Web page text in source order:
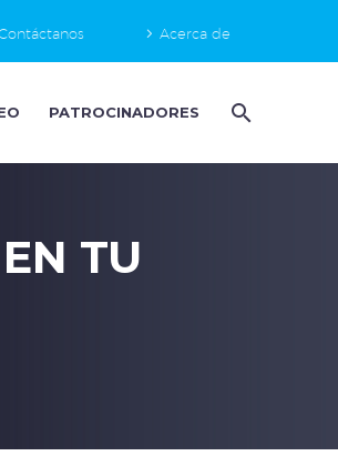
Acerca de
PATROCINADORES
TU